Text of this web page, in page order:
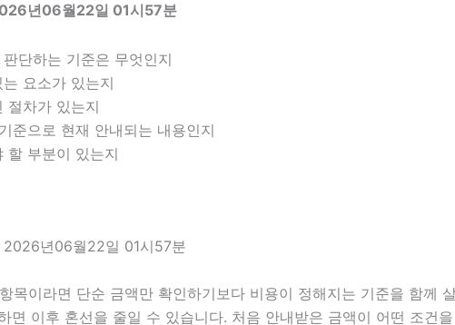
년06월22일 01시57분
단하는 기준은 무엇인지
요소가 있는지
절차가 있는지
준으로 현재 안내되는 내용인지
할 부분이 있는지
2026년06월22일 01시57분
목이라면 단순 금액만 확인하기보다 비용이 정해지는 기준을 함
면 이후 혼선을 줄일 수 있습니다. 처음 안내받은 금액이 어떤 조건